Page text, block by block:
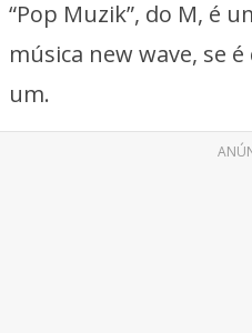
“Pop Muzik”, do M, é
música new wave, se
um.